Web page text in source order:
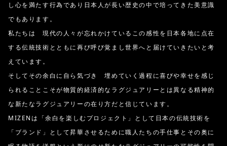
し心を満たす行為であり日本人が長い歴史の中で培ってきた美意識
でもあります。
私たちは 現代の人々が忘れかけているこの感性を日本各地に点在
する伝統技術とともに再び呼び覚まし世界へと届けていきたいと考
えています。
そしてその余白に自ら気づき 埋めていく過程に喜びや幸せを感じ
られることこそが物質的経済的なラグジュアリーとは異なる精神的
な新たなラグジュアリーの在り方だと信じています。
MIZENは「余白を楽しむプロジェクト」として日本の伝統技術を
「ブランド」として昇華させるために職人たちの手仕事とその奥に